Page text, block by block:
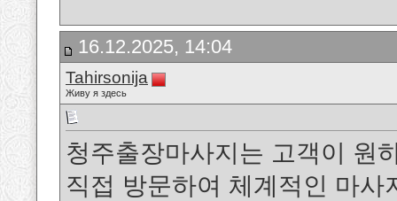
16.12.2025, 14:04
Tahirsonija
Живу я здесь
청주출장마사지는 고객이 원
직접 방문하여 체계적인 마